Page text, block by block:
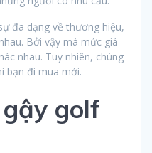
đa dạng về thương hiệu,
Bởi vậy mà mức giá
nhau. Tuy nhiên, chúng
bạn đi mua mới.
golf